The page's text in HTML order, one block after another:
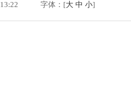
字体：[大 中 小]